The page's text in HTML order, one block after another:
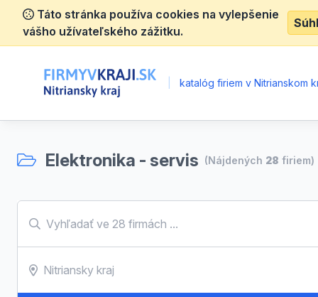
Táto stránka používa cookies na vylepšenie
vášho užívateľského zážitku.
katalóg firiem v Nitrianskom
Elektronika - servis (Nájdených 28 firiem)